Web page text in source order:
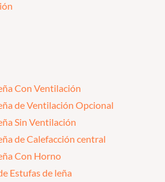
Con Ventilación
de Ventilación Opcional
Sin Ventilación
de Calefacción central
Con Horno
Estufas de leña